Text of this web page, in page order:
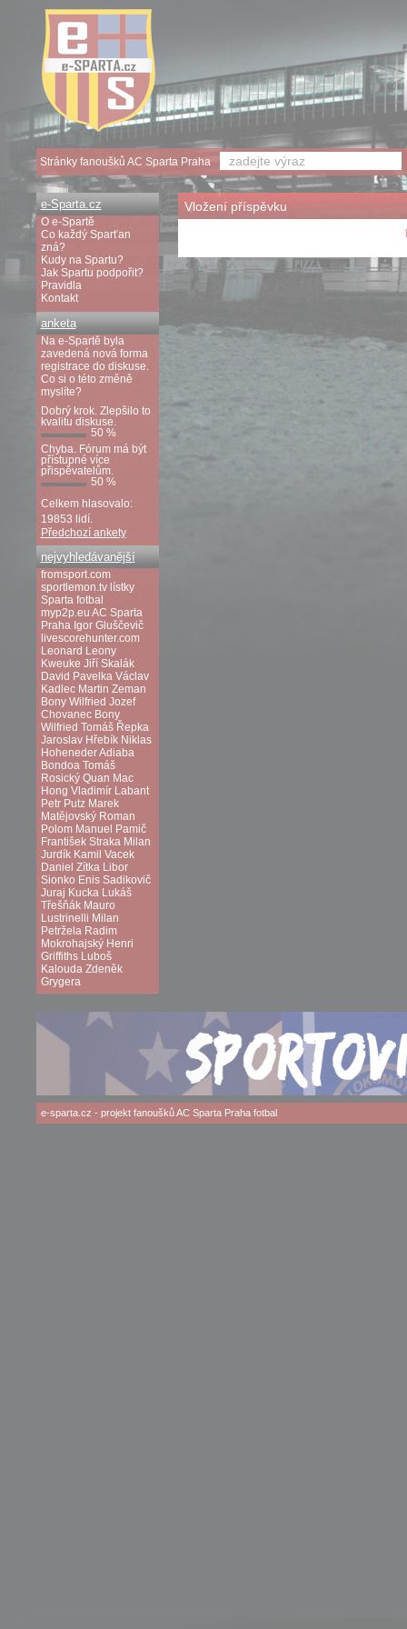
Vložení příspěvku
e-Sparta.cz
O e-Spartě
Co každý Sparťan
zná?
Kudy na Spartu?
Jak Spartu podpořit?
Pravidla
Kontakt
anketa
Na e-Spartě byla
zavedená nová forma
registrace do diskuse.
Co si o této změně
myslíte?
Dobrý krok. Zlepšilo to
kvalitu diskuse.
50 %
Chyba. Fórum má být
přístupné více
přispěvatelům.
50 %
Celkem hlasovalo:
19853 lidí.
Předchozí ankety
nejvyhledávanější
fromsport.com
sportlemon.tv lístky
Sparta fotbal
myp2p.eu AC Sparta
Praha Igor Gluščevič
livescorehunter.com
Leonard Leony
Kweuke Jiří Skalák
David Pavelka Václav
Kadlec Martin Zeman
Bony Wilfried Jozef
Chovanec Bony
Wilfried Tomáš Řepka
Jaroslav Hřebík Niklas
HohenederAdiaba
Bondoa Tomáš
Rosický Quan Mac
Hong Vladimír Labant
Petr Putz Marek
Matějovský Roman
Polom Manuel Pamič
František Straka Milan
Jurdík Kamil Vacek
Daniel Zítka Libor
Sionko Enis Sadikovič
Juraj Kucka Lukáš
Třešňák Mauro
Lustrinelli Milan
Petržela Radim
Mokrohajský Henri
Griffiths Luboš
Kalouda Zdeněk
Grygera
e-sparta.cz - projekt fanouškůAC Sparta Prahafotbal
Stránky fanoušků AC Sparta Praha